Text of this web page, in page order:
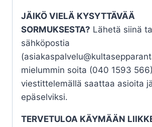
JÄIKÖ VIELÄ KYSYTTÄVÄÄ
SORMUKSESTA? Lähetä siinä
sähköpostia
mielummin soita (040 1593
viestittelemällä saattaa asioita
epäselviksi.
TERVETULOA KÄYMÄÄN